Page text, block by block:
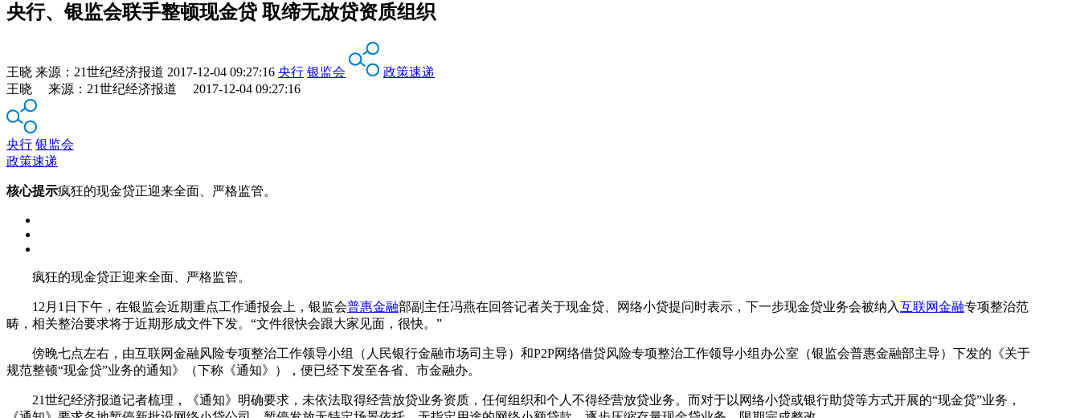
央行、银监会联手整顿现金贷 取缔无放贷资质组织
王晓 来源： 21世纪经济报道 2017-12-04 09:27:16 央行 银监会
政策速递
王晓 来源：21世纪经济报道 2017-12-04 09:27:16
央行 银监会
政策速递
核心提示疯狂的现金贷正迎来全面、严格监管。
疯狂的现金贷正迎来全面、严格监管。
12月1日下午，在银监会近期重点工作通报会上，银监会普惠金融部副主任冯燕在回答记者关于现金贷、网络小贷提问时表示，下一步现金贷业务会被纳入互联网金融专项整治范
畴，相关整治要求将于近期形成文件下发。“文件很快会跟大家见面，很快。”
傍晚七点左右，由互联网金融风险专项整治工作领导小组（人民银行金融市场司主导）和P2P网络借贷风险专项整治工作领导小组办公室（银监会普惠金融部主导）下发的《关于
规范整顿“现金贷”业务的通知》（下称《通知》），便已经下发至各省、市金融办。
21世纪经济报道记者梳理，《通知》明确要求，未依法取得经营放贷业务资质，任何组织和个人不得经营放贷业务。而对于以网络小贷或银行助贷等方式开展的“现金贷”业务，